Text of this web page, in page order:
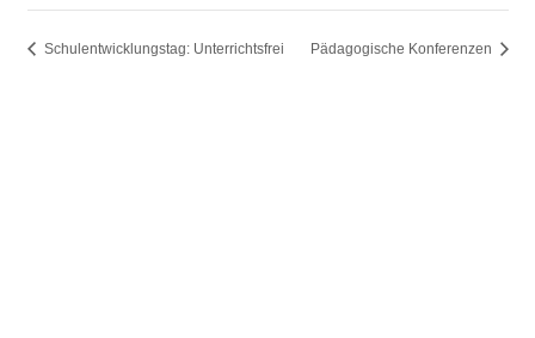
Schulentwicklungstag: Unterrichtsfrei Pädagogische Konferenzen